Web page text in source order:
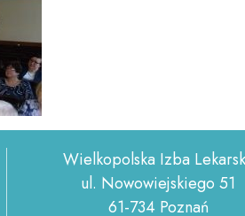
Wielkopolska Izba
ul. Nowowiejskiego 51
61-734 Poznań